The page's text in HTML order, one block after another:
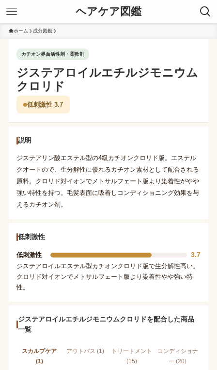
ヘアケア図鑑
ホーム 成分図鑑
カチオン界面活性剤・柔軟剤
ジステアロイルエチルジモニウム
クロリド
低刺激性 3.7
説明
ジステアリン酸エステル型の4級カチオンクロリド版。エステル
クオートので、生分解性に優れるカチオン素材として配合される
原料。クロリド対イオンでメトサルフェート版より染着性がやや
強い特性を持つ。毛髪表面に吸着しコンディショニング効果を与
えるカチオン剤。
低刺激性
低刺激性 3.7
ジステアロイルエステル型カチオンクロリド版で生分解性高い。
クロリド対イオンでメトサルフェート版より染着性やや強い特
性。
ジステアロイルエチルジモニウムクロリドを配合した商品
一覧
スカルプケア
(1)
アウトバス (1)
トリートメント
(15)
コンディショナ
ー (20)